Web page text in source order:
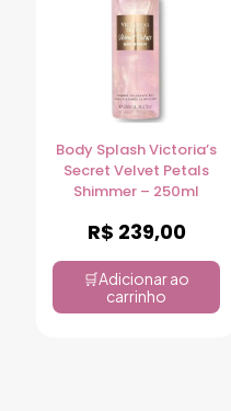
Body Splash Victoria’s
Secret Velvet Petals
Shimmer – 250ml
R$ 239,00
Adicionar ao
carrinho